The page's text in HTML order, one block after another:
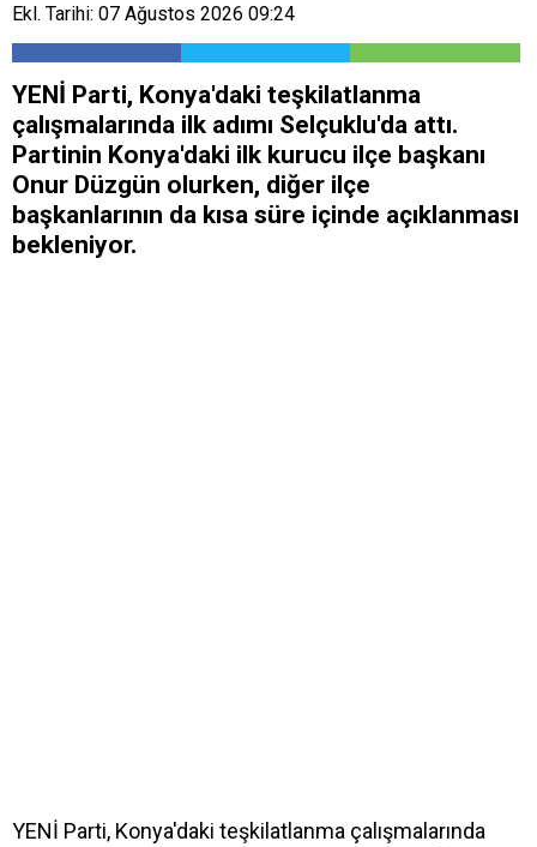
Ekl. Tarihi: 07 Ağustos 2026 09:24
YENİ Parti, Konya'daki teşkilatlanma
çalışmalarında ilk adımı Selçuklu'da attı.
Partinin Konya'daki ilk kurucu ilçe başkanı
Onur Düzgün olurken, diğer ilçe
başkanlarının da kısa süre içinde açıklanması
bekleniyor.
YENİ Parti, Konya'daki teşkilatlanma çalışmalarında